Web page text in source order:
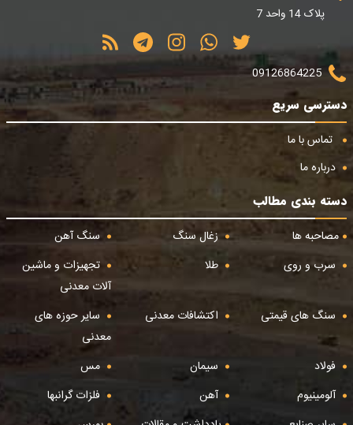
پلاک 14 واحد 7
09126864225
دسترسی سریع
تماس با ما
درباره ما
دسته بندی مطالب
مصاحبه ها
زغال سنگ
سنگ آهن
سرب و روی
طلا
تجهیزات و ماشین
آلات معدنی
سنگ های قیمتی
اکتشافات معدنی
سایر حوزه های
معدنی
فولاد
سیمان
مس
آلومینیوم
آهن
فلزات گرانبها